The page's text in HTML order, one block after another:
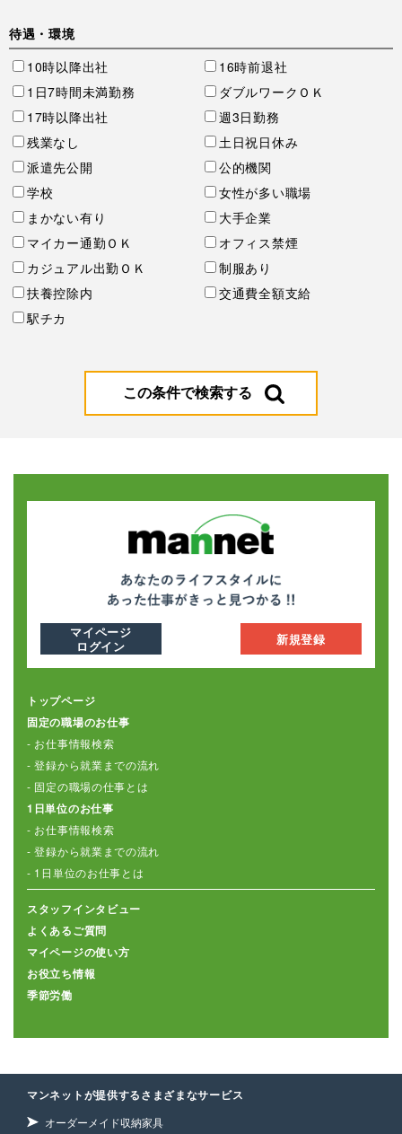
待遇・環境
10時以降出社
16時前退社
1日7時間未満勤務
ダブルワークＯＫ
17時以降出社
週3日勤務
残業なし
土日祝日休み
派遣先公開
公的機関
学校
女性が多い職場
まかない有り
大手企業
マイカー通勤ＯＫ
オフィス禁煙
カジュアル出勤ＯＫ
制服あり
扶養控除内
交通費全額支給
駅チカ
この条件で検索する
マイページ
ログイン
新規登録
トップページ
固定の職場のお仕事
- お仕事情報検索
- 登録から就業までの流れ
- 固定の職場の仕事とは
1日単位のお仕事
- お仕事情報検索
- 登録から就業までの流れ
- 1日単位のお仕事とは
スタッフインタビュー
よくあるご質問
マイページの使い方
お役立ち情報
季節労働
マンネットが提供するさまざまなサービス
オーダーメイド収納家具